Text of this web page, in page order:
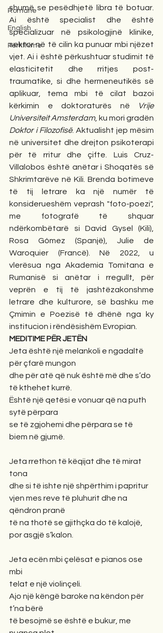
Romane
English
Përkthime
shumë se pesëdhjetë libra të botuar.
Ai është specialist dhe është
specializuar në psikologjinë klinike,
sektor në të cilin ka punuar mbi njëzet
vjet. Ai i është përkushtuar studimit të
elasticitetit dhe rritjes post-
traumatike, si dhe hermeneutikës së
aplikuar, tema mbi të cilat bazoi
kërkimin e doktoraturës në
Vrije
Universiteit Amsterdam
Doktor i Filozofisë. Aktualisht jep mësim
në universitet dhe drejton psikoterapi
për të rritur dhe çifte. Luis Cruz-
Villalobos është anëtar i Shoqatës së
Shkrimtarëve në Kili. Brenda botimeve
të tij letrare ka një numër të
konsiderueshëm veprash "foto-poezi",
me fotografë të shquar
ndërkombëtarë si David Gysel (Kili),
Rosa Gómez (Spanjë), Julie de
Waroquier (Francë). Në 2022, u
vlerësua nga Akademia Tomitana e
Rumanisë si anëtar i rregullt, për
veprën e tij të jashtëzakonshme
letrare dhe kulturore, së bashku me
Çmimin e Poezisë të dhënë nga ky
institucion i rëndësishëm Evropian.
MEDITIME PËR JETËN
Jeta është një melankoli e ngadaltë
për çfarë mungon
dhe për atë që nuk është më dhe s’do
të kthehet kurrë.
Është një qetësi e vonuar që na puth
sytë përpara
se të zgjohemi dhe përpara se të
biem në gjumë.
Jeta rrethon të këqijat dhe të mirat
tona
dhe si të ishte një shpërthim i papritur
vjen mes reve të pluhurit dhe na
qëndron pranë
të na thotë se gjithçka do të kalojë,
por asgjë s’kalon.
Jeta ecën mbi çelësat e pianos ose
mbi
telat e një violinçeli.
Ajo një këngë baroke na këndon për
t’na bërë
të besojmë se është e bukur, me